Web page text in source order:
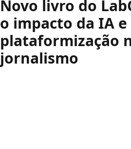
Novo livro do
o impacto da IA e
plataformização
jornalismo